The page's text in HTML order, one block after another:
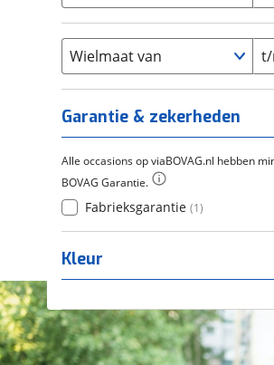
Flyer (0)
Overig ( 0)
21+
(0)
Scandium
Staal (0 )
Tica
Wielmaat van
Garantie & zekerheden
Alle occasions op viaBOVAG.nl hebben
BOVAG Garantie.
Fabrieksgarantie (1)
Kleur